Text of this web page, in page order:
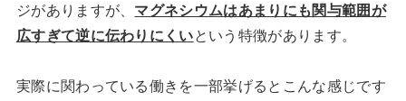
ジがありますが、 マグネシウムはあまりにも関与範囲が
広すぎて逆に伝わりにくいという特徴があります。
実際に関わっている働きを一部挙げるとこんな感じです